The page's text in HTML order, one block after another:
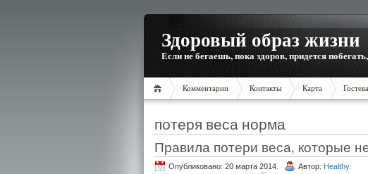
Здоровый образ жизни
Если не бегаешь, пока здоров, придется
Комментарии Контакты Карта
потеря веса норма
Правила потери веса, которые
Опубликовано: 20 марта 2014. Автор: Healthy.